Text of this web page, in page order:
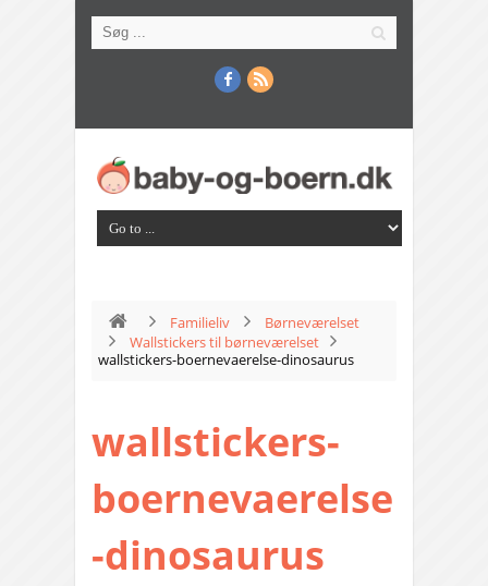
Familieliv
Børneværelset
Wallstickers til børneværelset
wallstickers-boernevaerelse-dinosaurus
wallstickers-
boernevaerelse
-dinosaurus